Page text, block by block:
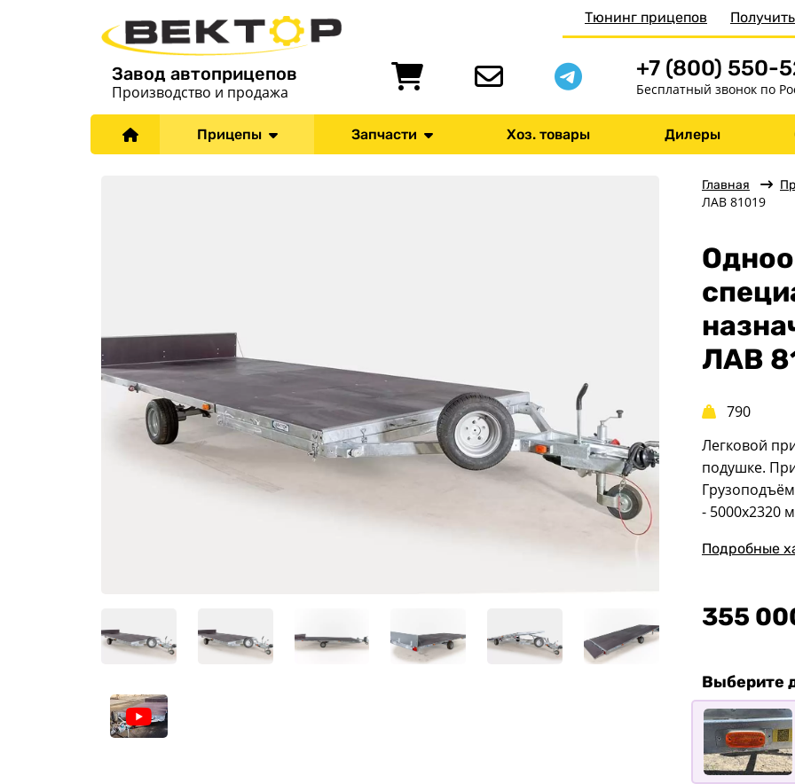
Завод автоприцепов
Производство и продажа
Тюнинг прицепов
+7 (800) 550-
Бесплатный звонок по
Прицепы Запчасти Хоз. товары Дилеры
Главная
ЛАВ 81019
ЛАВ
790
Легковой
подушке.
- 5000х2320
Подробные
355
Выберите